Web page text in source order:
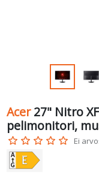
Acer 27" Nitro
pelimonitori,
star_border star_border star_border star_border star_border Ei